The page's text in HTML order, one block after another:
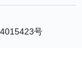
号